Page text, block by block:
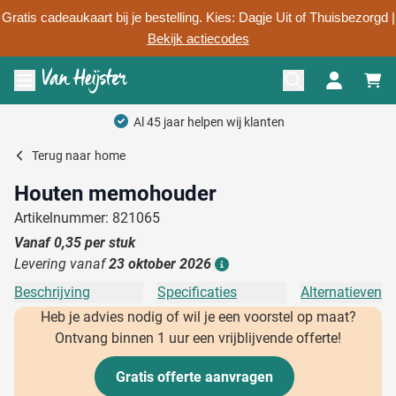
Gratis cadeaukaart bij je bestelling. Kies: Dagje Uit of Thuisbezorgd |
Bekijk actiecodes
Ga naar de inhoud
Menu openen
Terug naar home
Houten memohouder
Artikelnummer: 821065
Vanaf0,35 per stuk
Levering vanaf23 oktober 2026
Beschrijving Specificaties
Alternatieven
Heb je advies nodig of wil je een voorstel op maat?
Ontvang binnen 1 uur een vrijblijvende offerte!
Gratis offerte aanvragen